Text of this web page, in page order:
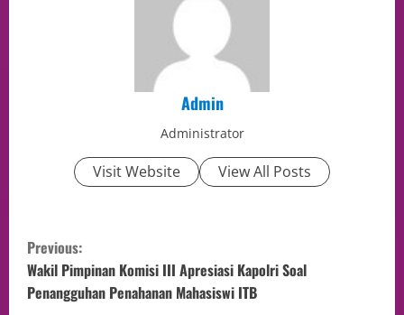
Admin
Administrator
Visit Website View All Posts
Previous:
Wakil Pimpinan Komisi III Apresiasi Kapolri Soal
Penangguhan Penahanan Mahasiswi ITB